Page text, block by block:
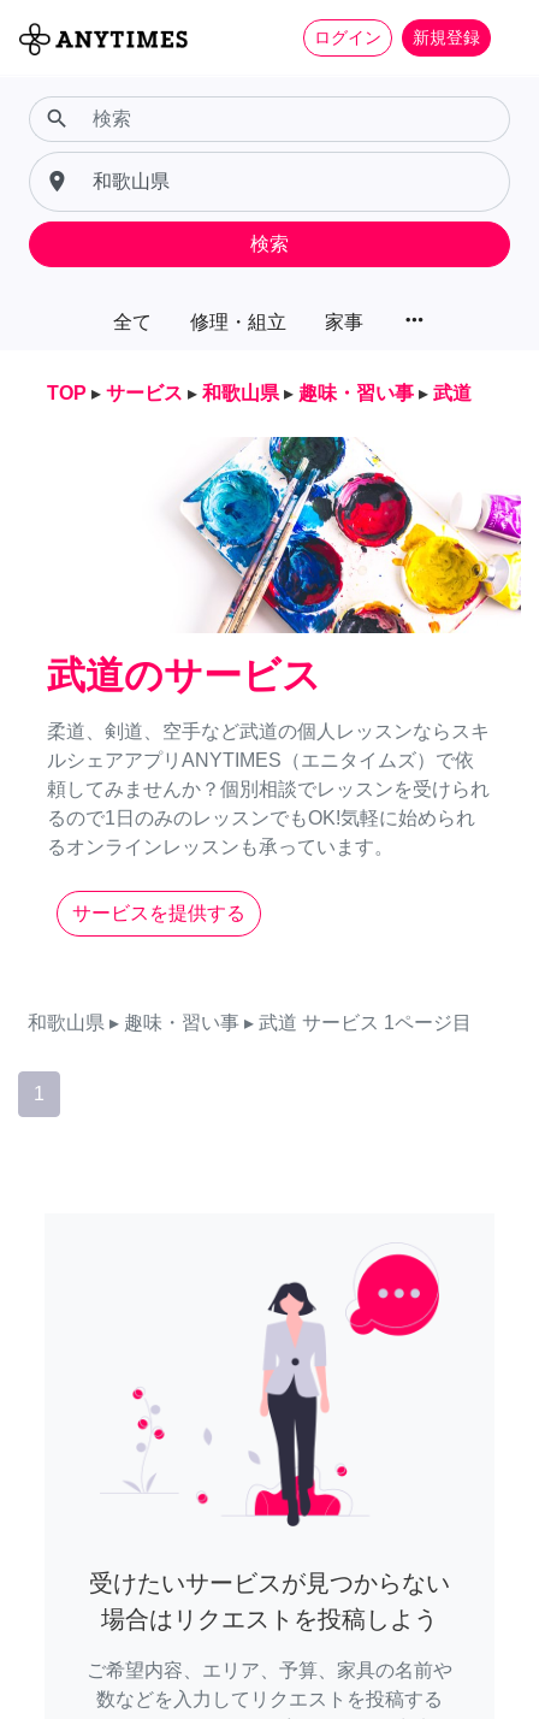
ログイン 新規登録
全て 修理・組立 家事 more_horiz
search
place
検索
TOP ▸ サービス ▸ 和歌山県 ▸ 趣味・習い事 ▸ 武道
武道のサービス
柔道、剣道、空手など武道の個人レッスンならスキ
ルシェアアプリANYTIMES（エニタイムズ）で依
頼してみませんか？個別相談でレッスンを受けられ
るので1日のみのレッスンでもOK!気軽に始められ
るオンラインレッスンも承っています。
サービスを提供する
和歌山県 ▸ 趣味・習い事 ▸ 武道 サービス 1ページ目
1
受けたいサービスが見つからない
場合はリクエストを投稿しよう
ご希望内容、エリア、予算、家具の名前や
数などを入力してリクエストを投稿する